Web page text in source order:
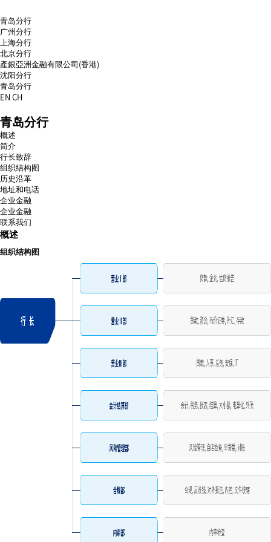
青岛分行
广州分行
上海分行
北京分行
產銀亞洲金融有限公司(香港)
沈阳分行
青岛分行
EN CH
menu
openmenu
close
青岛分行
概述
简介
行长致辞
组织结构图
历史沿革
地址和电话
企业金融
企业金融
联系我们
概述
组织结构图